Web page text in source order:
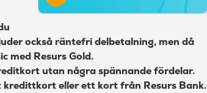
med
Classic
jämfört
också räntefri delbetalning, men då
med Resurs Gold.
utan några spännande fördelar.
eller ett kort från Resurs Bank.